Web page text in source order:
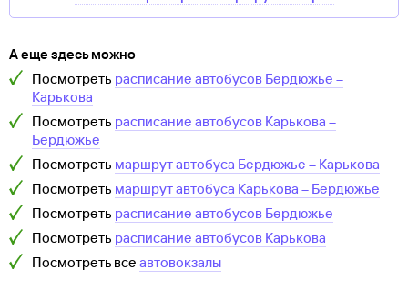
А еще здесь можно
Посмотреть расписание автобусов Бердюжье –
Карькова
Посмотреть расписание автобусов Карькова –
Бердюжье
Посмотреть маршрут автобуса Бердюжье – Карькова
Посмотреть маршрут автобуса Карькова – Бердюжье
Посмотреть расписание автобусов Бердюжье
Посмотреть расписание автобусов Карькова
Посмотреть все автовокзалы